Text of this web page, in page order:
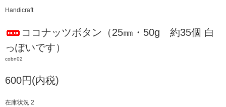
Handicraft
ココナッツボタン（25㎜・50g 約35個 白
っぽいです）
cobn02
600円(内税)
在庫状況 2